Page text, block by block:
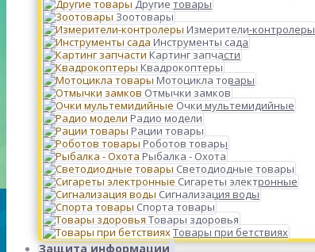
Другие товары
Зоотовары
Измерители-контролеры
Инструменты сада
Картинг запчасти
Квадрокоптеры
Мотоцикла товары
Отмычки замков
Очки мультемидийные
Радио модели
Рации товары
Роботов товары
Рыбалка - Охота
Светодиодные товары
Сигареты электронные
Сигнализация воды
Спорта товары
Товары здоровья
Товары при бетствиях
Защита информации